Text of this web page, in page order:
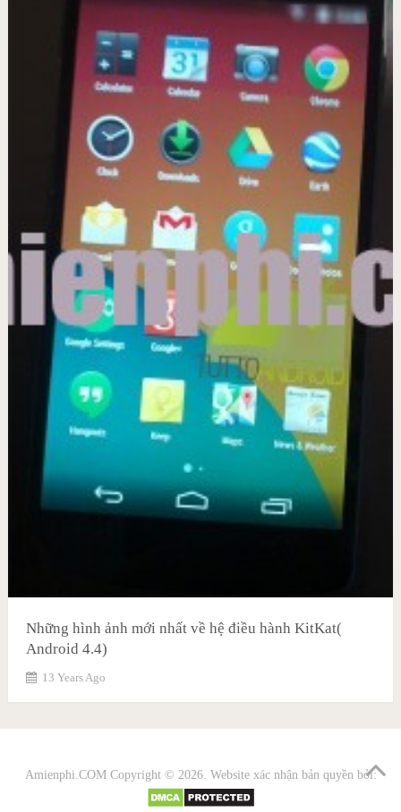
Những hình ảnh mới nhất về hệ điều hành KitKat(
Android 4.4)
13 Years Ago
Amienphi.COMCopyright © 2026. Website xác nhận bản quyền bởi: